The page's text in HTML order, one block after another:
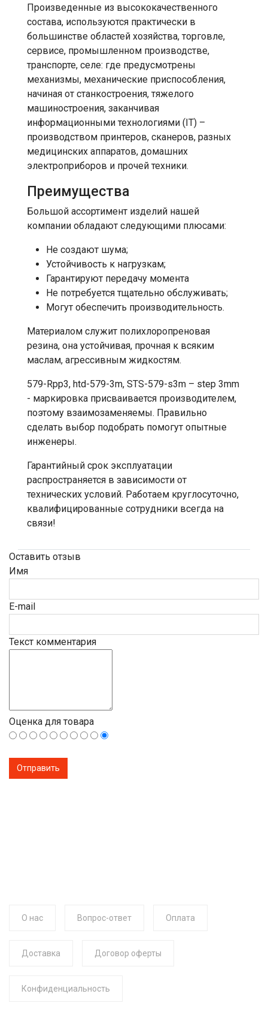
Произведенные из высококачественного
состава, используются практически в
большинстве областей хозяйства, торговле,
сервисе, промышленном производстве,
транспорте, селе: где предусмотрены
механизмы, механические приспособления,
начиная от станкостроения, тяжелого
машиностроения, заканчивая
информационными технологиями (IT) –
производством принтеров, сканеров, разных
медицинских аппаратов, домашних
электроприборов и прочей техники.
Преимущества
Большой ассортимент изделий нашей
компании обладают следующими плюсами:
Не создают шума;
Устойчивость к нагрузкам;
Гарантируют передачу момента
Не потребуется тщательно обслуживать;
Могут обеспечить производительность.
Материалом служит полихлоропреновая
резина, она устойчивая, прочная к всяким
маслам, агрессивным жидкостям.
579-Rpp3, htd-579-3m, STS-579-s3m – step 3mm
- маркировка присваивается производителем,
поэтому взаимозаменяемы. Правильно
сделать выбор подобрать помогут опытные
инженеры.
Гарантийный срок эксплуатации
распространяется в зависимости от
технических условий. Работаем круглосуточно,
квалифицированные сотрудники всегда на
связи!
Оставить отзыв
Имя
E-mail
Текст комментария
Оценка для товара
О нас Вопрос-ответ Оплата
Доставка Договор оферты
Конфиденциальность